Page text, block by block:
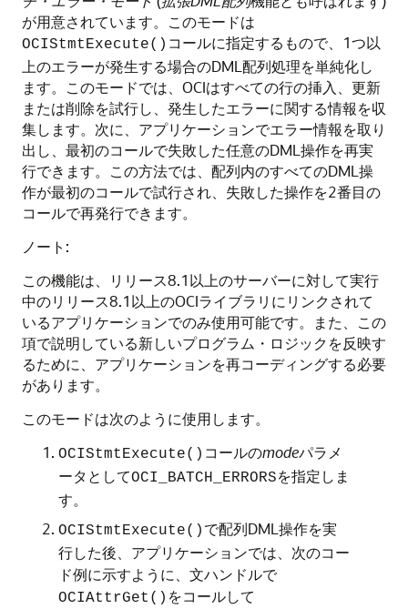
が用意されています。このモードは
OCIStmtExecute() コールに指定するもので、1つ以
上のエラーが発生する場合のDML配列処理を単純化し
ます。このモードでは、OCIはすべての行の挿入、更新
または削除を試行し、発生したエラーに関する情報を収
集します。次に、アプリケーションでエラー情報を取り
出し、最初のコールで失敗した任意のDML操作を再実
行できます。この方法では、配列内のすべてのDML操
作が最初のコールで試行され、失敗した操作を2番目の
コールで再発行できます。
ノート:
この機能は、リリース8.1以上のサーバーに対して実行
中のリリース8.1以上のOCIライブラリにリンクされて
いるアプリケーションでのみ使用可能です。また、この
項で説明している新しいプログラム・ロジックを反映す
るために、アプリケーションを再コーディングする必要
があります。
このモードは次のように使用します。
OCIStmtExecute() コールのmodeパラメ
ータとしてOCI_BATCH_ERRORSを指定しま
す。
OCIStmtExecute() で配列DML操作を実
行した後、アプリケーションでは、次のコー
ド例に示すように、文ハンドルで
OCIAttrGet() をコールして